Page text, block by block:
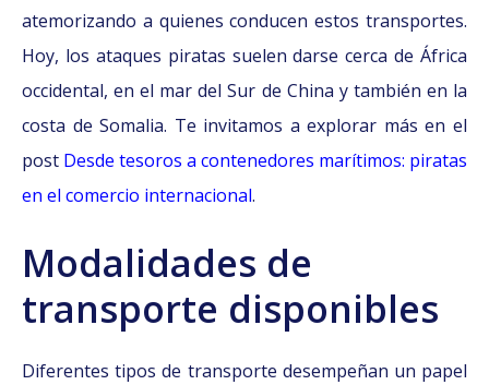
atemorizando a quienes conducen estos transportes.
Hoy, los ataques piratas suelen darse cerca de África
occidental, en el mar del Sur de China y también en la
costa de Somalia. Te invitamos a explorar más en el
post Desde tesoros a contenedores marítimos: piratas
en el comercio internacional.
Modalidades de
transporte disponibles
Diferentes tipos de transporte desempeñan un papel